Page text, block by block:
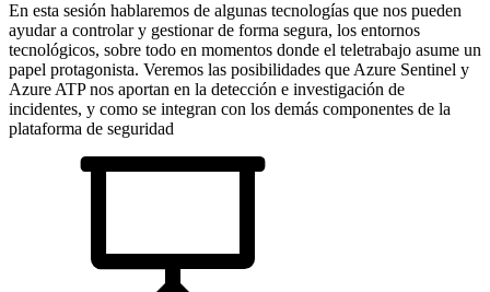
En esta sesión hablaremos de algunas tecnologías que nos pueden
ayudar a controlar y gestionar de forma segura, los entornos
tecnológicos, sobre todo en momentos donde el teletrabajo asume un
papel protagonista. Veremos las posibilidades que Azure Sentinel y
Azure ATP nos aportan en la detección e investigación de
incidentes, y como se integran con los demás componentes de la
plataforma de seguridad